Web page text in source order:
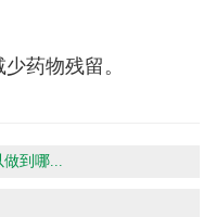
药物残留。
到哪...